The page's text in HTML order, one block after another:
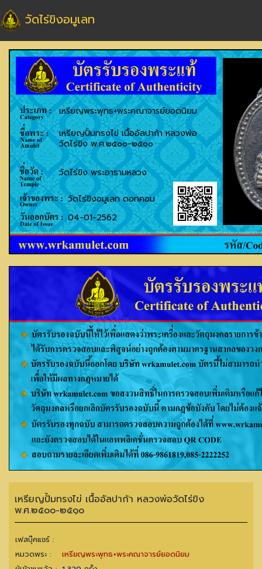
วัดไร่ขิงอมูเลท
เหรียญพระพุทธ+พระคณาจารย์ยอดนิยม
เหรียญปั้มทรงไข่ เนื้ออัลปาก้า หลวงพ่อ
วัดไร่ขิง พ.ศ.๒๕๐๐-๒๕๑๐
วัดไร่ขิง พระอารามหลวง
วัดไร่ขิงอมูเลท ดอทคอม
04-01-2562
เหรียญปั้มทรงไข่ เนื้ออัลปาก้า หลวงพ่อวัดไร่ขิง
พ.ศ.๒๕๐๐-๒๕๑๐
เฟสบุ๊คแชร์ :
หมวดพระ :
เหรียญพระพุทธ+พระคณาจารย์ยอดนิยม